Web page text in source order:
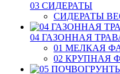
03 СИДЕРАТЫ
СИДЕРАТЫ
04 ГАЗОННАЯ
01 МЕЛКАЯ
02 КРУПНАЯ